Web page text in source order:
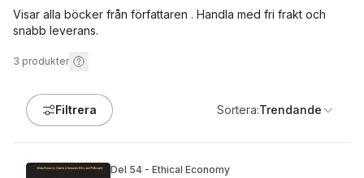
Visar alla böcker från författaren . Handla med fri frakt och
snabb leverans.
3 produkter
Filtrera Sortera:Trendande
Del 54 - Ethical Economy